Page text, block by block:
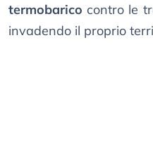
termobarico contro le
invadendo il proprio